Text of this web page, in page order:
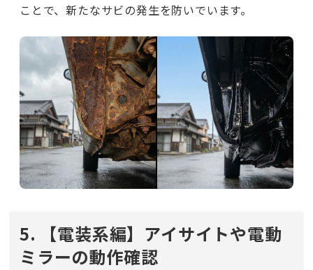
ことで、新たなサビの発生を防いでいます。
5. 【電装系編】アイサイトや電動
ミラーの動作確認